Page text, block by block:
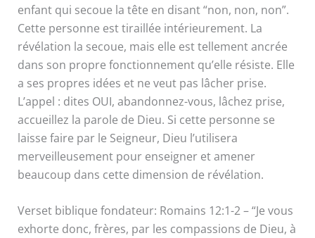
enfant qui secoue la tête en disant “non, non, non”.
Cette personne est tiraillée intérieurement. La
révélation la secoue, mais elle est tellement ancrée
dans son propre fonctionnement qu’elle résiste. Elle
a ses propres idées et ne veut pas lâcher prise.
L’appel : dites OUI, abandonnez-vous, lâchez prise,
accueillez la parole de Dieu. Si cette personne se
laisse faire par le Seigneur, Dieu l’utilisera
merveilleusement pour enseigner et amener
beaucoup dans cette dimension de révélation.
Verset biblique fondateur: Romains 12:1-2 – “Je vous
exhorte donc, frères, par les compassions de Dieu, à